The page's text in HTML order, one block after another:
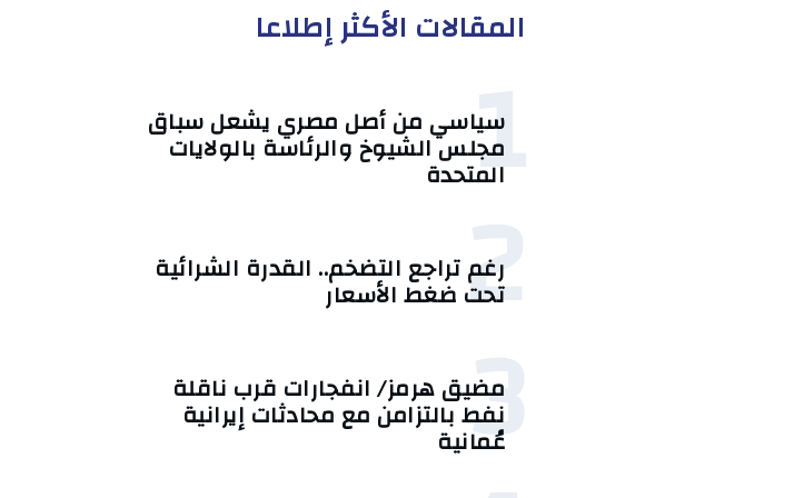
المقالات الأكثر إطلاعا
1
سياسي من أصل مصري يشعل سباق
مجلس الشيوخ والرئاسة بالولايات
المتحدة
2
رغم تراجع التضخم.. القدرة الشرائية
تحت ضغط الأسعار
3
مضيق هرمز/ انفجارات قرب ناقلة
نفط بالتزامن مع محادثات إيرانية
عُمانية